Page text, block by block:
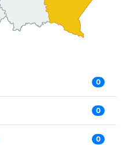
0
0
0